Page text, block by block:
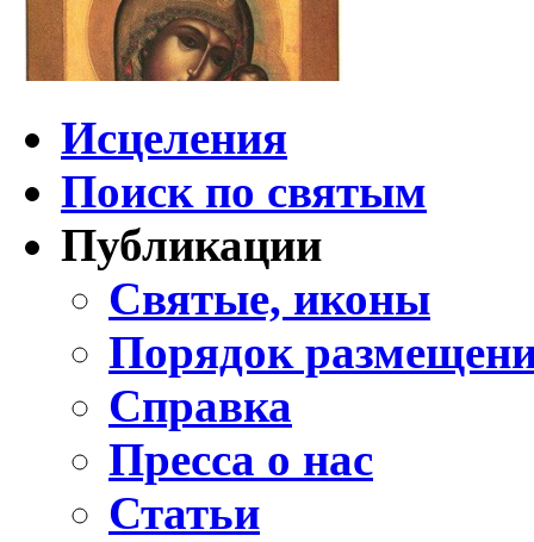
Исцеления
Поиск по святым
Публикации
Святые, иконы
Порядок
Справка
Пресса о нас
Статьи